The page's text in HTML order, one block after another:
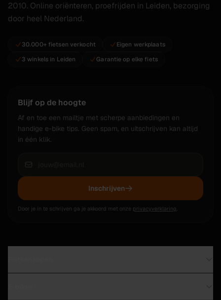
2010. Online oriënteren, proefrijden in Leiden, bezorging
door heel Nederland.
30.000+ fietsen verkocht
Eigen werkplaats
3 winkels in Leiden
Garantie op elke fiets
Blijf op de hoogte
Af en toe een mailtje met scherpe aanbiedingen en
handige e-bike tips. Geen spam, en uitschrijven kan altijd
in één klik.
Inschrijven
Door je in te schrijven ga je akkoord met onze privacyverklaring.